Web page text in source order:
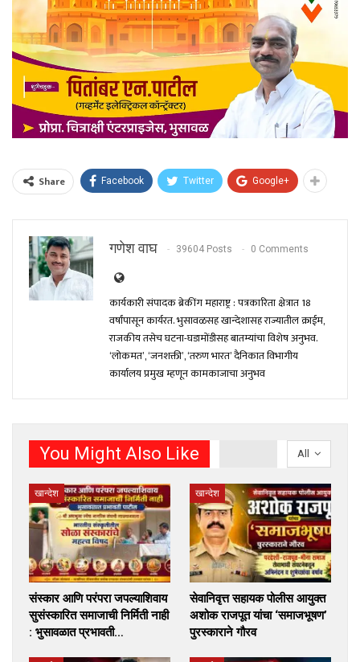
Share Facebook Twitter Google+
गणेश वाघ 39604 Posts 0 Comments
कार्यकारी संपादक ब्रेकींग महाराष्ट्र : पत्रकारिता क्षेत्रात 18
वर्षांपासून कार्यरत. भुसावळसह खान्देशासह राज्यातील क्राईम,
राजकीय तसेच घटना-घडामोंडीसह बातम्यांचा विशेष अनुभव.
‘लोकमत’, ‘जनशक्ती’, ‘तरुण भारत’ दैनिकात विभागीय
कार्यालय प्रमुख म्हणून कामकाजाचा अनुभव
All
You Might Also Like
खान्देश
संस्कार आणि परंपरा जपल्याशिवाय
सुसंस्कारित समाजाची निर्मिती नाही
: भुसावळात प्रभावती…
खान्देश
सेवानिवृत्त सहायक पोलीस आयुक्त
अशोक राजपूत यांचा ‘समाजभूषण’
पुरस्काराने गौरव